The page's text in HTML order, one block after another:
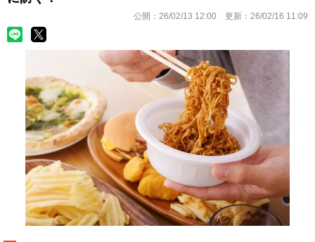
公開： 26/02/13 12:00 更新： 26/02/16 11:09